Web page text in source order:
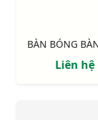
Liên hệ